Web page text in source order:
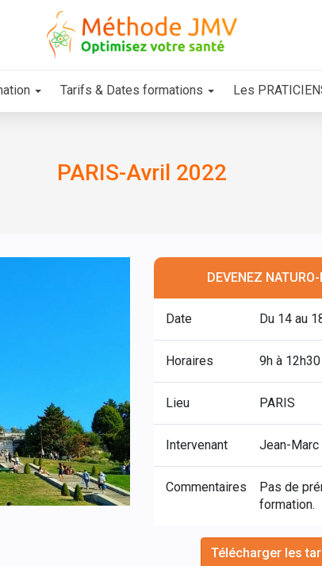
Tarifs & Dates formations Les
PARIS-Avril 2022
DEVENEZ
Date Du 14 au
Horaires 9h à
Lieu PARIS
Intervenant Jean-Marc
Commentaires
Pas de
formation.
Télécharger les